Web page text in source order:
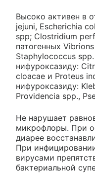
Высоко активен в
jejuni, Escherichia
spp; Clostridium
патогенных
Staphylococcus
нифуроксазиду:
cloacae и Proteus
нифуроксазиду:
Providencia spp.,
He нарушает
микрофлоры. При
диарее
При
вирусами
бактериальной